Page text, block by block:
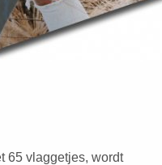
65 vlaggetjes, wordt